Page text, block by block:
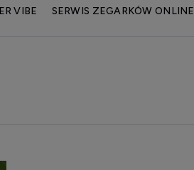
VIBE
SERWIS ZEGARKÓW ONLINE